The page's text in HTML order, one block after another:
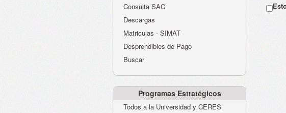
Consulta SAC
Descargas
Matriculas - SIMAT
Desprendibles de Pago
Buscar
Programas Estratégicos
Todos a la Universidad y CERES